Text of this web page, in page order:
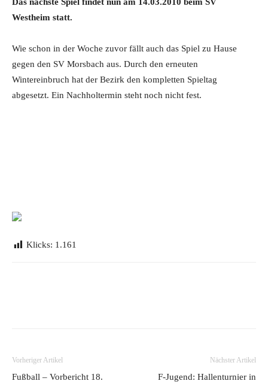
Westheim statt.
Wie schon in der Woche zuvor fällt auch das Spiel zu Hause
gegen den SV Morsbach aus. Durch den erneuten
Wintereinbruch hat der Bezirk den kompletten Spieltag
abgesetzt. Ein Nachholtermin steht noch nicht fest.
Klicks: 1.161
Vorheriger Artikel
Fußball – Vorbericht 18.
Nächster Artikel
F-Jugend: Hallenturnier in